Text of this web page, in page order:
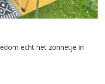
echt het zonnetje in